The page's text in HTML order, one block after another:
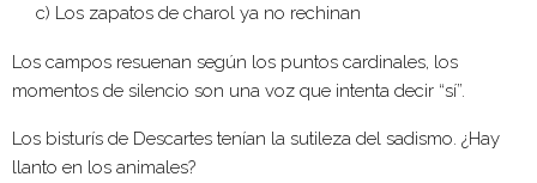
c) Los zapatos de charol ya no rechinan
Los campos resuenan según los puntos cardinales, los
momentos de silencio son una voz que intenta decir “sí”.
Los bisturís de Descartes tenían la sutileza del sadismo. ¿Hay
llanto en los animales?